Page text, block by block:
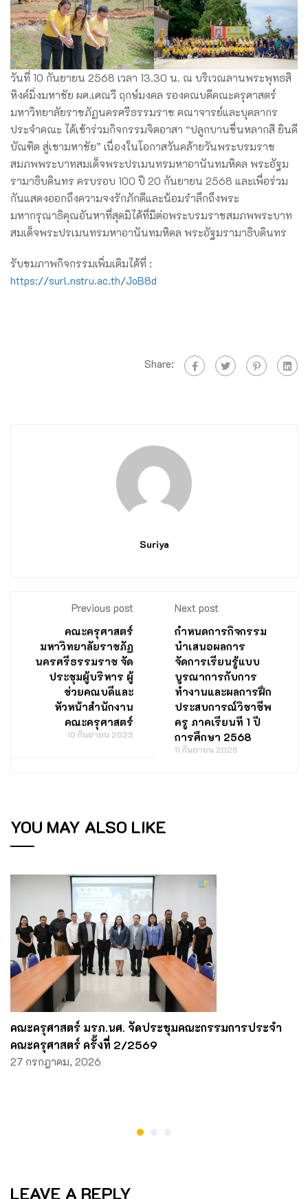
วันที่ 10 กันยายน 2568 เวลา 13.30 น. ณ บริเวณลานพระพุทธสิ
หิงค์มิ่งมหาชัย ผศ.เศณวี ฤกษ์มงคล รองคณบดีคณะครุศาสตร์
มหาวิทยาลัยราชภัฏนครศรีธรรมราช คณาจารย์และบุคลากร
ประจำคณะ ได้เข้าร่วมกิจกรรมจิตอาสา “ปลูกบานชื่นหลากสี ยินดี
บัณฑิต สู่เขามหาชัย” เนื่องในโอกาสวันคล้ายวันพระบรมราช
สมภพพระบาทสมเด็จพระปรเมนทรมหาอานันทมหิดล พระอัฐม
รามาธิบดินทร ครบรอบ 100 ปี 20 กันยายน 2568 และเพื่อร่วม
กันแสดงออกถึงความจงรักภักดีและน้อมรำลึกถึงพระ
มหากรุณาธิคุณอันหาที่สุดมิได้ที่มีต่อพระบรมราชสมภพพระบาท
สมเด็จพระปรเมนทรมหาอานันทมหิดล พระอัฐมรามาธิบดินทร
รับชมภาพกิจกรรมเพิ่มเติมได้ที่ :
https://surl.nstru.ac.th/JoB8d
Share:
Suriya
Previous post
คณะครุศาสตร์
มหาวิทยาลัยราชภัฏ
นครศรีธรรมราช จัด
ประชุมผู้บริหาร ผู้
ช่วยคณบดีและ
หัวหน้าสำนักงาน
คณะครุศาสตร์
10 กันยายน 2025
Next post
กำหนดการกิจกรรม
นำเสนอผลการ
จัดการเรียนรู้แบบ
บูรณาการกับการ
ทำงานและผลการฝึก
ประสบการณ์วิชาชีพ
ครู ภาคเรียนที 1 ปี
การศึกษา 2568
11 กันยายน 2025
YOU MAY ALSO LIKE
คณะครุศาสตร์ มรภ.นศ. จัดประชุมคณะกรรมการประจำ
คณะครุศาสตร์ ครั้งที่ 2/2569
27 กรกฎาคม, 2026
LEAVE A REPLY